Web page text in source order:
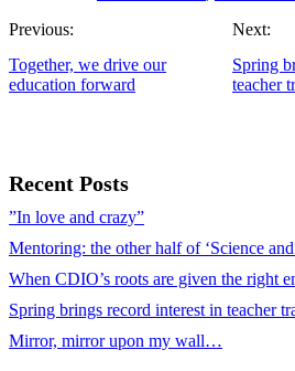
Previous:
Together, we drive our
education forward
Next:
Spring
teacher
Recent Posts
”In love and crazy”
Mentoring: the other half of ‘Science
When CDIO’s roots are given the right
Spring brings record interest in teacher
Mirror, mirror upon my wall…